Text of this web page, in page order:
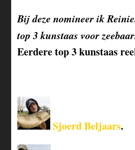
Bij deze nomineer ik
top 3 kunstaas voor
Eerdere top 3 kunstaas
Sjoerd Beljaars.